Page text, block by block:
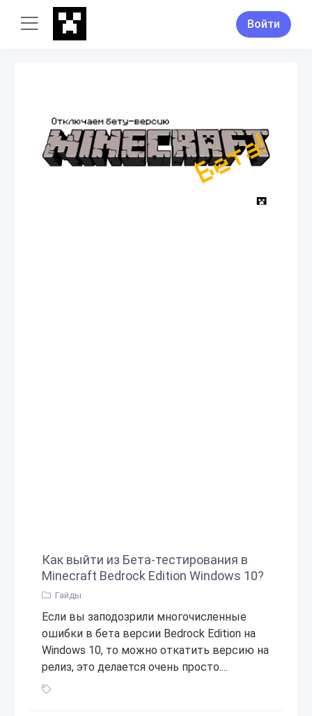
Войти
Как выйти из Бета-тестирования в
Minecraft Bedrock Edition Windows 10?
Гайды
Если вы заподозрили многочисленные
ошибки в бета версии Bedrock Edition на
Windows 10, то можно откатить версию на
релиз, это делается очень просто....